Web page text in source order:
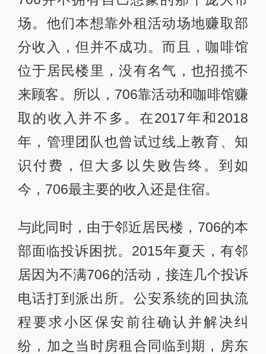
场。他们本想靠外租活动场地赚取部
分收入，但并不成功。而且，咖啡馆
位于居民楼里，没有名气，也招揽不
来顾客。所以，706靠活动和咖啡馆赚
取的收入并不多。在2017年和2018
年，管理团队也曾试过线上教育、知
识付费，但大多以失败告终。到如
今，706最主要的收入还是住宿。
与此同时，由于邻近居民楼，706的本
部面临投诉困扰。2015年夏天，有邻
居因为不满706的活动，接连几个投诉
电话打到派出所。公安系统的回执流
程要求小区保安前往确认并解决纠
纷，加之当时房租合同临到期，房东